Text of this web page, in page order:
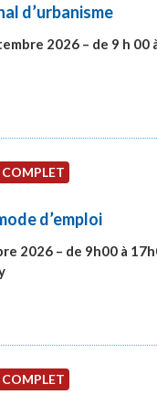
d’urbanisme
2026 – de 9 h 00
COMPLET
d’emploi
2026 – de 9h00 à
COMPLET